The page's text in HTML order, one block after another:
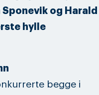
og Harald
hylle
begge i